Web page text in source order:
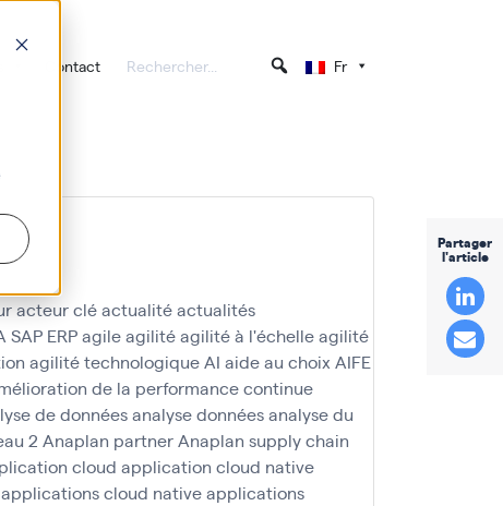
Contact Fr
acteur cléactualitéactualités
SAP ERPagileagilitéagilité à l'échelleagilité
agilité technologiqueAI aide au choix AIFE
de la performance continue
de donnéesanalyse donnéesanalyse du
2 Anaplan partnerAnaplan supply chain
cloud application cloud native
applications cloud nativeapplications
Partager
l'article